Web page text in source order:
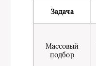
Задача
Массовый
подбор